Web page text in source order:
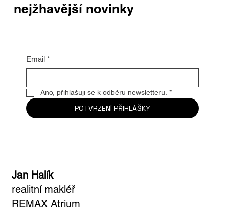
nejžhavější novinky
Email *
Ano, přihlašuji se k odběru newsletteru. *
POTVRZENÍ PŘIHLÁŠKY
Jan Halík
realitní makléř
REMAX Atrium